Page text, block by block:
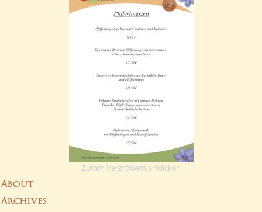
Zumm Vergrößern anklicken
About
Archives